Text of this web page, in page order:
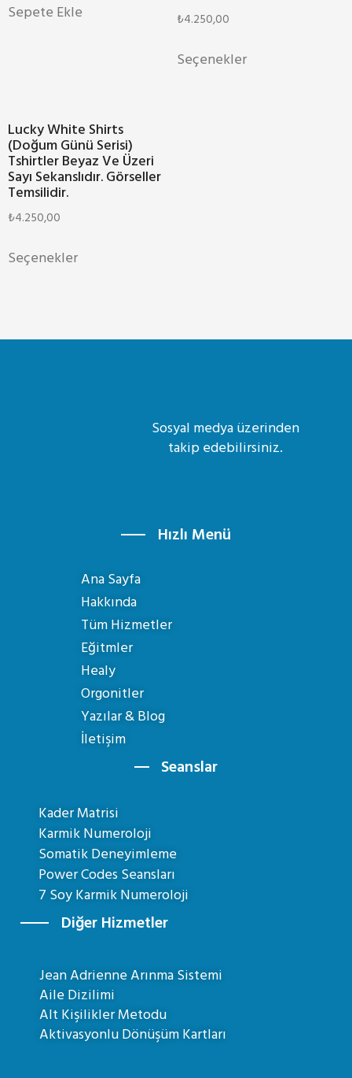
Sepete Ekle ₺4.250,00
Seçenekler
Lucky White Shirts
(Doğum Günü Serisi)
Tshirtler Beyaz Ve Üzeri
Sayı Sekanslıdır. Görseller
Temsilidir.
₺4.250,00
Seçenekler
Sosyal medya üzerinden
takip edebilirsiniz.
Hızlı Menü
Ana Sayfa
Hakkında
Tüm Hizmetler
Eğitmler
Healy
Orgonitler
Yazılar & Blog
İletişim
Seanslar
Kader Matrisi
Karmik Numeroloji
Somatik Deneyimleme
Power Codes Seansları
7 Soy Karmik Numeroloji
Diğer Hizmetler
Jean Adrienne Arınma Sistemi
Aile Dizilimi
Alt Kişilikler Metodu
Aktivasyonlu Dönüşüm Kartları